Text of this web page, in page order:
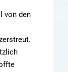
von den